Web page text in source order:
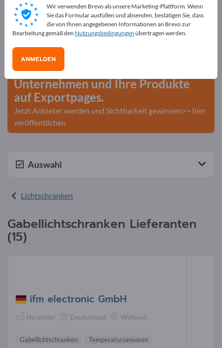
Kostenlos inserieren auf
Exportpages!
Bedarfe – Angebote – Gebrauchtwaren –
Geschäftskontakte>> hier starten
Veröffentlichen Sie Ihr
Unternehmen und Ihre Produkte
auf Exportpages.
Jetzt Anbieter werden und Sichtbarkeit gewinnen>> hier
veröffentlichen
Auswahl
Lichtschranken
Gabellichtschranken Lieferanten
(15)
ifm electronic GmbH
Hersteller Deutschland Weltweit
Gabellichtschranken
Temperatursensoren
Wir verwenden Brevo als unsere Marketing-Plattform. Wenn
Sie das Formular ausfüllen und absenden, bestätigen Sie, dass
die von Ihnen angegebenen Informationen an Brevo zur
Bearbeitung gemäß den Nutzungsbedingungen übertragen werden.
ANMELDEN